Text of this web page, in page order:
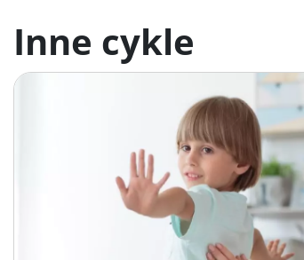
Inne cykle